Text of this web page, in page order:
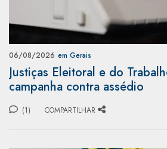
06/08/2026 em Gerais
Justiças Eleitoral e do
campanha contra assédio
(1) COMPARTILHAR